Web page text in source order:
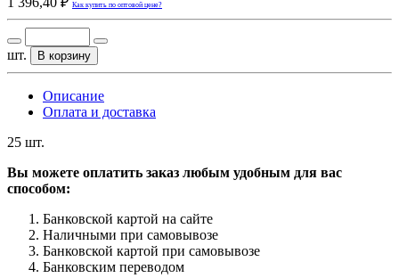
Как купить по оптовой цене?
шт. В корзину
Описание
Оплата и доставка
25 шт.
Вы можете оплатить заказ любым удобным для вас
способом:
Банковской картой на сайте
Наличными при самовывозе
Банковской картой при самовывозе
Банковским переводом